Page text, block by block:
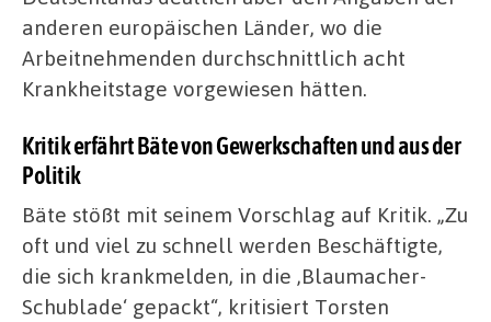
anderen europäischen Länder, wo die
Arbeitnehmenden durchschnittlich acht
Krankheitstage vorgewiesen hätten.
Kritik erfährt Bäte von Gewerkschaften und aus der
Politik
Bäte stößt mit seinem Vorschlag auf Kritik. „Zu
oft und viel zu schnell werden Beschäftigte,
die sich krankmelden, in die ‚Blaumacher-
Schublade‘ gepackt“, kritisiert Torsten